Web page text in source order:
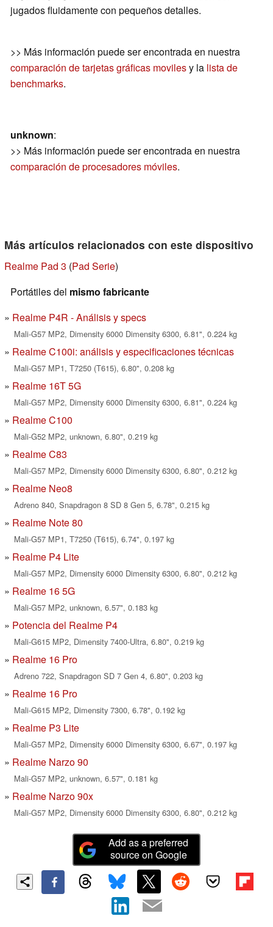
jugados fluidamente con pequeños detalles.
>> Más información puede ser encontrada en nuestra
comparación de tarjetas gráficas movilesy la lista de
benchmarks.
unknown:
>> Más información puede ser encontrada en nuestra
comparación de procesadores móviles.
Más artículos relacionados con este dispositivo
Realme Pad 3 (Pad Serie)
Portátiles del mismo fabricante
Realme P4R - Análisis y specs
Mali-G57 MP2, Dimensity 6000 Dimensity 6300, 6.81", 0.224 kg
Realme C100i: análisis y especificaciones técnicas
Mali-G57 MP1, T7250 (T615), 6.80", 0.208 kg
Realme 16T 5G
Mali-G57 MP2, Dimensity 6000 Dimensity 6300, 6.81", 0.224 kg
Realme C100
Mali-G52 MP2, unknown, 6.80", 0.219 kg
Realme C83
Mali-G57 MP2, Dimensity 6000 Dimensity 6300, 6.80", 0.212 kg
Realme Neo8
Adreno 840, Snapdragon 8 SD 8 Gen 5, 6.78", 0.215 kg
Realme Note 80
Mali-G57 MP1, T7250 (T615), 6.74", 0.197 kg
Realme P4 Lite
Mali-G57 MP2, Dimensity 6000 Dimensity 6300, 6.80", 0.212 kg
Realme 16 5G
Mali-G57 MP2, unknown, 6.57", 0.183 kg
Potencia del Realme P4
Mali-G615 MP2, Dimensity 7400-Ultra, 6.80", 0.219 kg
Realme 16 Pro
Adreno 722, Snapdragon SD 7 Gen 4, 6.80", 0.203 kg
Realme 16 Pro
Mali-G615 MP2, Dimensity 7300, 6.78", 0.192 kg
Realme P3 Lite
Mali-G57 MP2, Dimensity 6000 Dimensity 6300, 6.67", 0.197 kg
Realme Narzo 90
Mali-G57 MP2, unknown, 6.57", 0.181 kg
Realme Narzo 90x
Mali-G57 MP2, Dimensity 6000 Dimensity 6300, 6.80", 0.212 kg
Add as a preferred
source on Google